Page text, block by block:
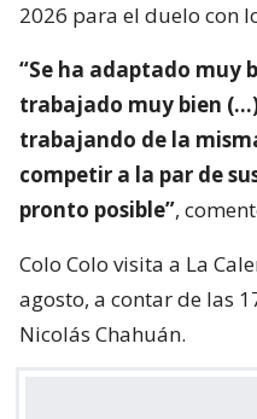
2026 para el duelo con
“Se ha adaptado muy
trabajado muy bien
trabajando de la
competir a la par de
pronto posible”,
Colo Colo visita a La
agosto, a contar de las
Nicolás Chahuán.